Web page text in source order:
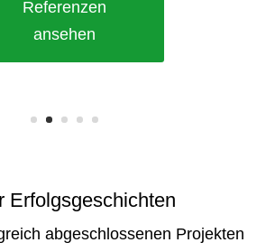
Referenzen
ansehen
Erfolgsgeschichten
abgeschlossenen Projekten